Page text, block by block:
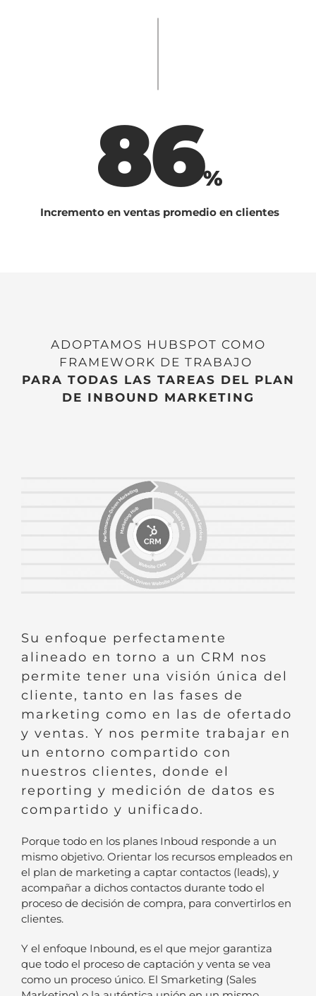
86%
Incremento en ventas promedio en clientes
ADOPTAMOS HUBSPOT COMO
FRAMEWORK DE TRABAJO
PARA TODAS LAS TAREAS DEL PLAN
DE INBOUND MARKETING
Su enfoque perfectamente
alineado en torno a un CRM nos
permite tener una visión única del
cliente, tanto en las fases de
marketing como en las de ofertado
y ventas. Y nos permite trabajar en
un entorno compartido con
nuestros clientes, donde el
reporting y medición de datos es
compartido y unificado.
Porque todo en los planes Inboud responde a un
mismo objetivo. Orientar los recursos empleados en
el plan de marketing a captar contactos (leads), y
acompañar a dichos contactos durante todo el
proceso de decisión de compra, para convertirlos en
clientes.
Y el enfoque Inbound, es el que mejor garantiza
que todo el proceso de captación y venta se vea
como un proceso único. El Smarketing (Sales